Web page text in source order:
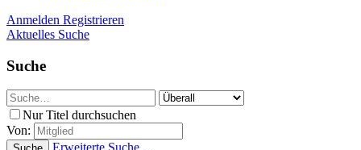
Anmelden Registrieren
Aktuelles Suche
Suche
Nur Titel durchsuchen
Von: